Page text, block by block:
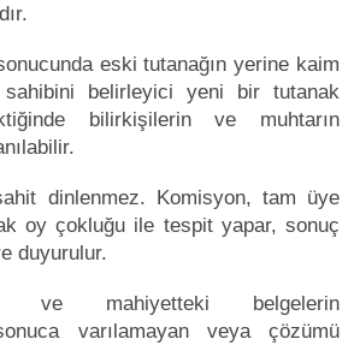
eski tutanağın yerine kaim
belirleyici yeni bir tutanak
bilirkişilerin ve muhtarın
dinlenmez. Komisyon, tam üye
oy çokluğu ile tespit yapar, sonuç
duyurulur.
ve mahiyetteki belgelerin
varılamayan veya çözümü